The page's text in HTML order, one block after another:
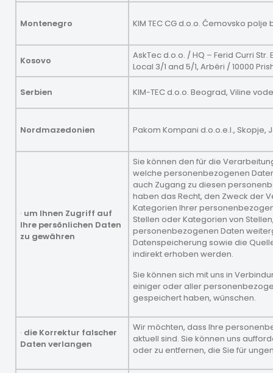
Montenegro KIM TEC CG d.o.o. Ćemovsko polje
Kosovo
AskTec d.o.o. / HQ – Ferid Curri Str.
Local 3/1 and 5/1, Arbëri / 10000
Serbien KIM-TEC d.o.o. Beograd, Viline
Nordmazedonien Pakom Kompani d.o.o.e.l., Skopje,
· um Ihnen Zugriff auf
Ihre persönlichen Daten
zu gewähren
Sie können den für die
welche personenbezogenen
auch Zugang zu diesen
haben das Recht, den Zweck der
Kategorien Ihrer
Stellen oder Kategorien von
personenbezogenen Daten
Datenspeicherung sowie die
indirekt erhoben werden.
Sie können sich mit uns in
einiger oder aller
gespeichert haben, wünschen.
· die Korrektur falscher
Daten verlangen
Wir möchten, dass Ihre
aktuell sind. Sie können uns
oder zu entfernen, die Sie für